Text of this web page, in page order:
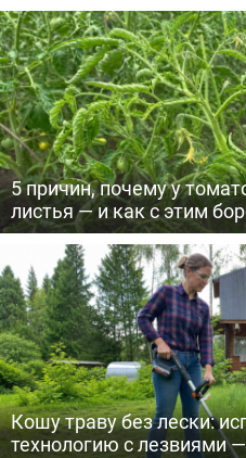
5 причин, почему у
листья — и как с этим
Кошу траву без лески:
технологию с лезвиями